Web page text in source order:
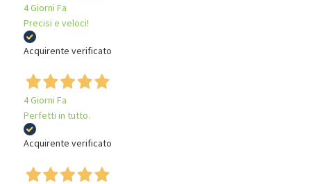
4 Giorni Fa
Precisi e veloci!
Acquirente verificato
4 Giorni Fa
Perfetti in tutto.
Acquirente verificato